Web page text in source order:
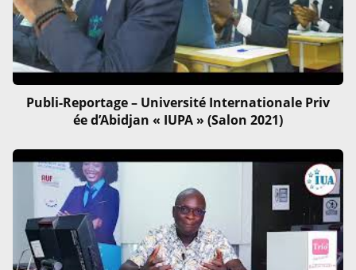
Publi-Reportage – Université Internationale Priv
ée d’Abidjan « IUPA » (Salon 2021)